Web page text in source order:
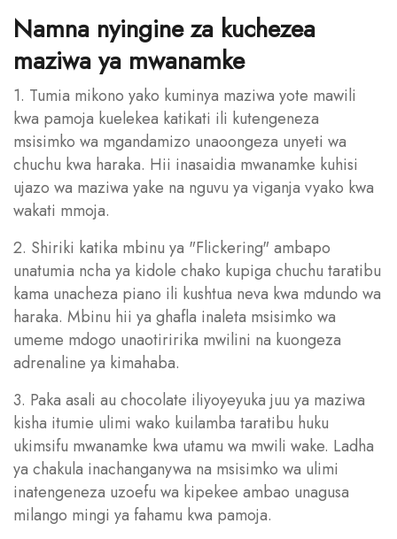
Namna nyingine za kuchezea
maziwa ya mwanamke
1. Tumia mikono yako kuminya maziwa yote mawili
kwa pamoja kuelekea katikati ili kutengeneza
msisimko wa mgandamizo unaoongeza unyeti wa
chuchu kwa haraka. Hii inasaidia mwanamke kuhisi
ujazo wa maziwa yake na nguvu ya viganja vyako kwa
wakati mmoja.
2. Shiriki katika mbinu ya "Flickering" ambapo
unatumia ncha ya kidole chako kupiga chuchu taratibu
kama unacheza piano ili kushtua neva kwa mdundo wa
haraka. Mbinu hii ya ghafla inaleta msisimko wa
umeme mdogo unaotiririka mwilini na kuongeza
adrenaline ya kimahaba.
3. Paka asali au chocolate iliyoyeyuka juu ya maziwa
kisha itumie ulimi wako kuilamba taratibu huku
ukimsifu mwanamke kwa utamu wa mwili wake. Ladha
ya chakula inachanganywa na msisimko wa ulimi
inatengeneza uzoefu wa kipekee ambao unagusa
milango mingi ya fahamu kwa pamoja.